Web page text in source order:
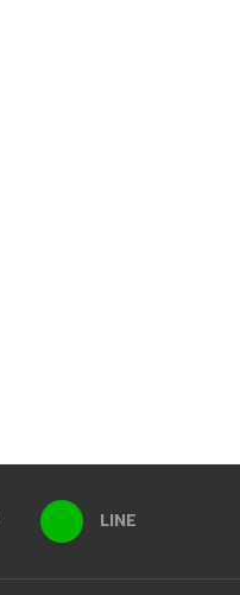
LINE